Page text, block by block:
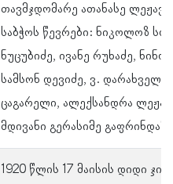
თავმჯდომარე ათანასე ლეჟავა
საბჭოს წევრები: ნიკოლოზ
ნუცუბიძე, ივანე რუხაძე, ნინო
სამსონ დევიძე, ვ.
ცაგარელი, ალექსანდრა
მდივანი გერასიმე
1920 წლის 17 მაისის დიდი